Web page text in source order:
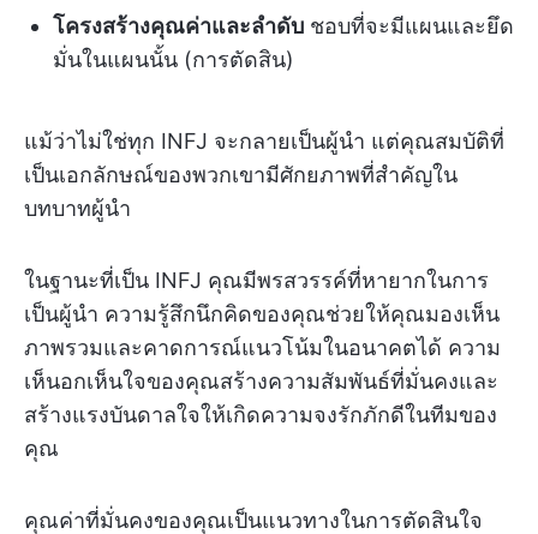
โครงสร้างคุณค่าและลำดับ ชอบที่จะมีแผนและยึด
มั่นในแผนนั้น (การตัดสิน)
แม้ว่าไม่ใช่ทุก INFJ จะกลายเป็นผู้นำ แต่คุณสมบัติที่
เป็นเอกลักษณ์ของพวกเขามีศักยภาพที่สำคัญใน
บทบาทผู้นำ
ในฐานะที่เป็น INFJ คุณมีพรสวรรค์ที่หายากในการ
เป็นผู้นำ ความรู้สึกนึกคิดของคุณช่วยให้คุณมองเห็น
ภาพรวมและคาดการณ์แนวโน้มในอนาคตได้ ความ
เห็นอกเห็นใจของคุณสร้างความสัมพันธ์ที่มั่นคงและ
สร้างแรงบันดาลใจให้เกิดความจงรักภักดีในทีมของ
คุณ
คุณค่าที่มั่นคงของคุณเป็นแนวทางในการตัดสินใจ